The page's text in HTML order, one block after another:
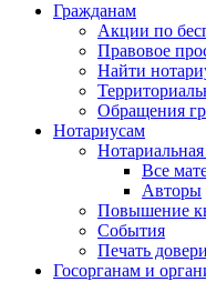
Гражданам
Акции по
Правовое
Найти
Обращения
Нотариусам
Все
Авторы
Повышение
События
Печать
Госорганам и